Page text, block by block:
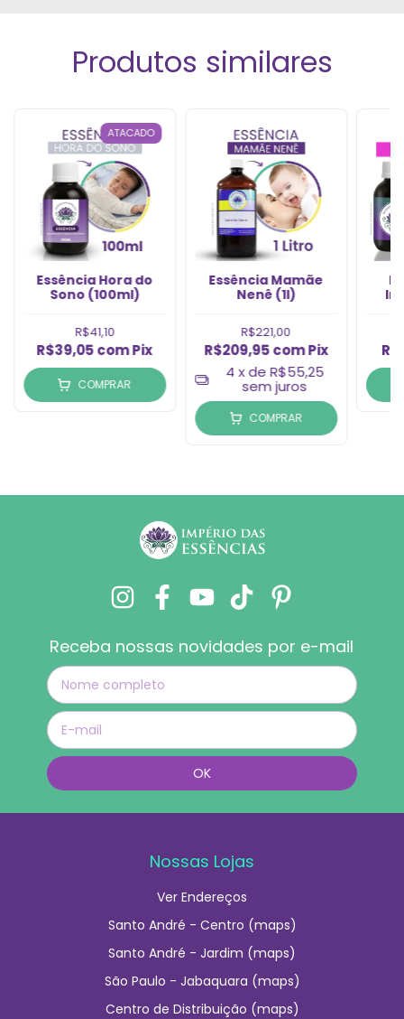
Produtos similares
ATACADO
Essência Hora do
Sono (100ml)
R$41,10
R$39,05comPix
COMPRAR
Essência Mamãe
Nenê (1l)
R$221,00
R$209,95comPix
4 x deR$55,25
sem juros
COMPRAR
Receba nossas novidades por e-mail
Nossas Lojas
Ver Endereços
Santo André - Centro (maps)
Santo André - Jardim (maps)
São Paulo - Jabaquara (maps)
Centro de Distribuição (maps)